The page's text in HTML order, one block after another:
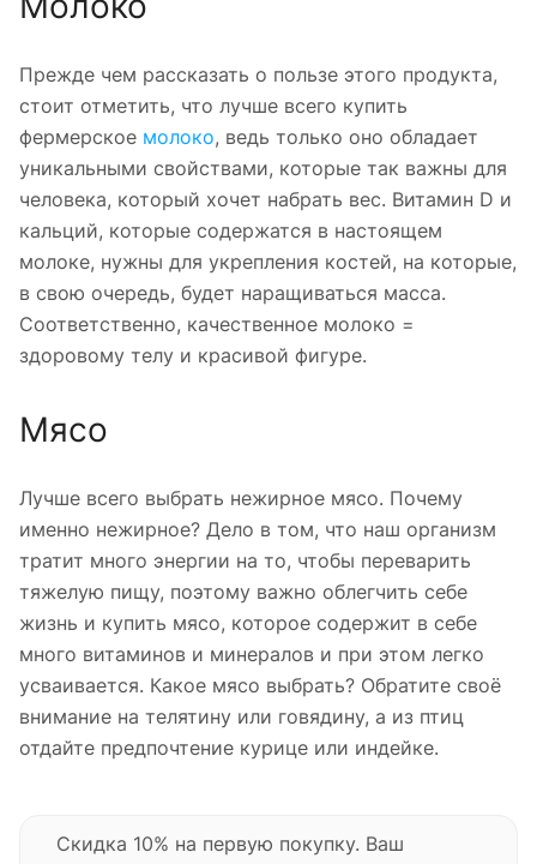
Прежде чем рассказать о пользе этого продукта,
стоит отметить, что лучше всего купить
фермерское молоко, ведь только оно обладает
уникальными свойствами, которые так важны для
человека, который хочет набрать вес. Витамин D и
кальций, которые содержатся в настоящем
молоке, нужны для укрепления костей, на которые,
в свою очередь, будет наращиваться масса.
Соответственно, качественное молоко =
здоровому телу и красивой фигуре.
Мясо
Лучше всего выбрать нежирное мясо. Почему
именно нежирное? Дело в том, что наш организм
тратит много энергии на то, чтобы переварить
тяжелую пищу, поэтому важно облегчить себе
жизнь и купить мясо, которое содержит в себе
много витаминов и минералов и при этом легко
усваивается. Какое мясо выбрать? Обратите своё
внимание на телятину или говядину, а из птиц
отдайте предпочтение курице или индейке.
Скидка 10% на первую покупку. Ваш